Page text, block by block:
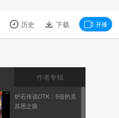
历史 下载 开播
作者专辑
炉石传说OTK：5倍的克
苏恩之眼